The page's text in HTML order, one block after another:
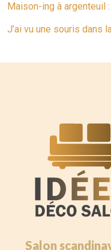
Maison-ing à argenteuil
J’ai vu une souris dans
Salon